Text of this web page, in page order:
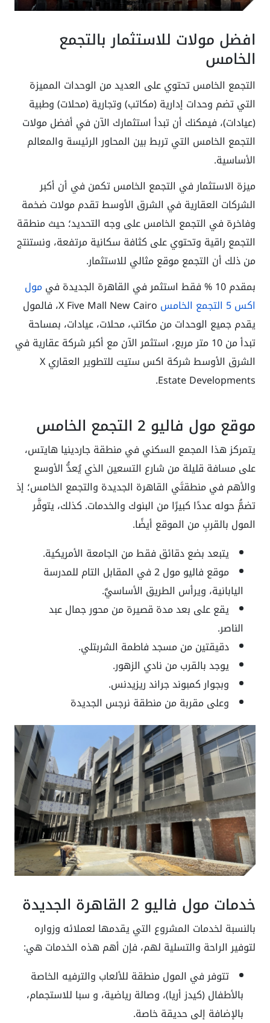
افضل مولات للاستثمار بالتجمع
الخامس
التجمع الخامس تحتوي على العديد من الوحدات المميزة
التي تضم وحدات إدارية (مكاتب) وتجارية (محلات) وطبية
(عيادات)، فيمكنك أن تبدأ استثمارك الآن في أفضل مولات
التجمع الخامس التي تربط بين المحاور الرئيسة والمعالم
الأساسية.
ميزة الاستثمار في التجمع الخامس تكمن في أن أكبر
الشركات العقارية في الشرق الأوسط تقدم مولات ضخمة
وفاخرة في التجمع الخامس على وجه التحديد؛ حيث منطقة
التجمع راقية وتحتوي على كثافة سكانية مرتفعة، ونستنتج
من ذلك أن التجمع موقع مثالي للاستثمار.
بمقدم 10 % فقط استثمر في القاهرة الجديدة في
مول
اكس 5 التجمع الخامس
X Five Mall New Cairo، فالمول
يقدم جميع الوحدات من مكاتب، محلات، عيادات، بمساحة
تبدأ من 10 متر مربع، استثمر الآن مع أكبر شركة عقارية في
الشرق الأوسط شركة اكس ستيت للتطوير العقاري X
Estate Developments.
موقع مول فاليو 2 التجمع الخامس
يتمركز هذا المجمع السكني في منطقة جاردينيا هايتس،
على مسافة قليلة من شارع التسعين الذي يُعدُّ الأوسع
والأهم في منطقتَي القاهرة الجديدة والتجمع الخامس؛ إذ
تضمُّ حوله عددًا كبيرًا من البنوك والخدمات. كذلك، يتوفَّر
المول بالقربِ من الموقع أيضًا.
يتبعد بضع دقائق فقط من الجامعة الأمريكية.
موقع فاليو مول 2 في المقابل التام للمدرسة
اليابانية، ويرأس الطريق الأساسيَّ.
يقع على بعد مدة قصيرة من محور جمال عبد
الناصر.
دقيقتين من مسجد فاطمة الشربتلي.
يوجد بالقرب من نادي الزهور.
وبجوار كمبوند جراند ريزيدنس.
وعلى مقربة من منطقة نرجس الجديدة
خدمات مول فاليو 2 القاهرة الجديدة
بالنسبة لخدمات المشروع التي يقدمها لعملائه وزواره
لتوفير الراحة والتسلية لهم، فإن أهم هذه الخدمات هي:
تتوفر في المول منطقة للألعاب والترفيه الخاصة
بالأطفال (كيدز أريا)، وصالة رياضية، و سبا للاستجمام،
بالإضافة إلى حديقة خاصة.